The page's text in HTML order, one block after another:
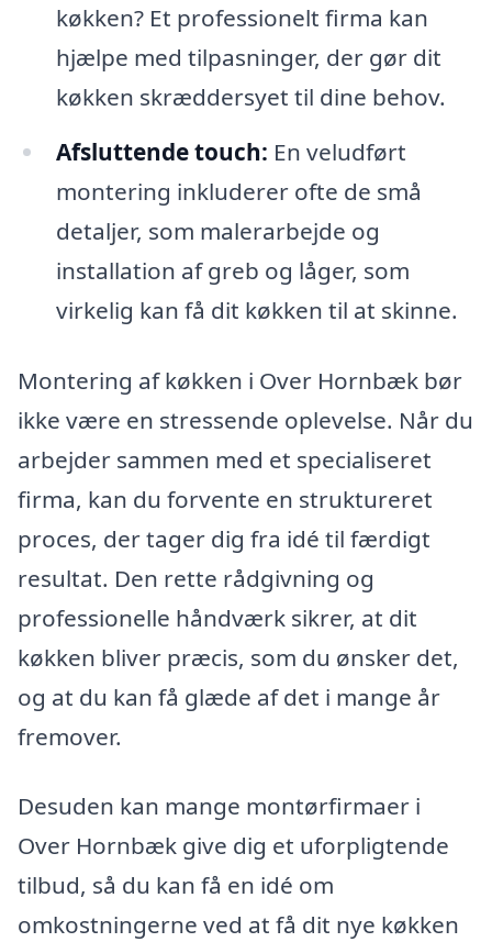
køkken? Et professionelt firma kan
hjælpe med tilpasninger, der gør dit
køkken skræddersyet til dine behov.
Afsluttende touch: En veludført
montering inkluderer ofte de små
detaljer, som malerarbejde og
installation af greb og låger, som
virkelig kan få dit køkken til at skinne.
Montering af køkken i Over Hornbæk bør
ikke være en stressende oplevelse. Når du
arbejder sammen med et specialiseret
firma, kan du forvente en struktureret
proces, der tager dig fra idé til færdigt
resultat. Den rette rådgivning og
professionelle håndværk sikrer, at dit
køkken bliver præcis, som du ønsker det,
og at du kan få glæde af det i mange år
fremover.
Desuden kan mange montørfirmaer i
Over Hornbæk give dig et uforpligtende
tilbud, så du kan få en idé om
omkostningerne ved at få dit nye køkken